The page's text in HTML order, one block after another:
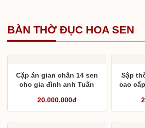
BÀN THỜ ĐỤC HOA SEN
Cặp án gian chân 14 sen
cho gia đình anh Tuấn
20.000.000đ
Sập
cao